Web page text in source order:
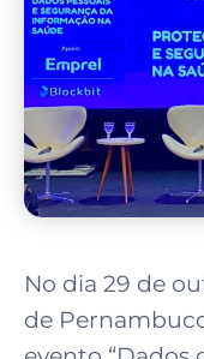
No dia 29 de
de